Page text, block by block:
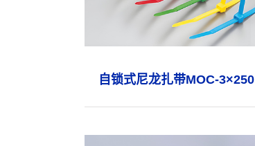
自锁式尼龙扎带MOC-3×250